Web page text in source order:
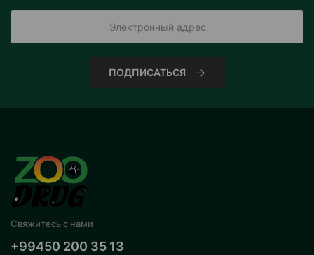
ПОДПИСАТЬСЯ
Свяжитесь с нами
+99450 200 35 13